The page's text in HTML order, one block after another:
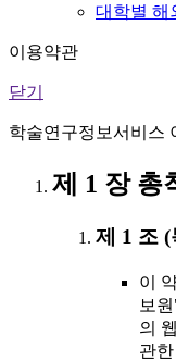
대학별 해
이용약관
닫기
학술연구정보서비스
제 1 장 총
제 1 조 (
이
보
의
관